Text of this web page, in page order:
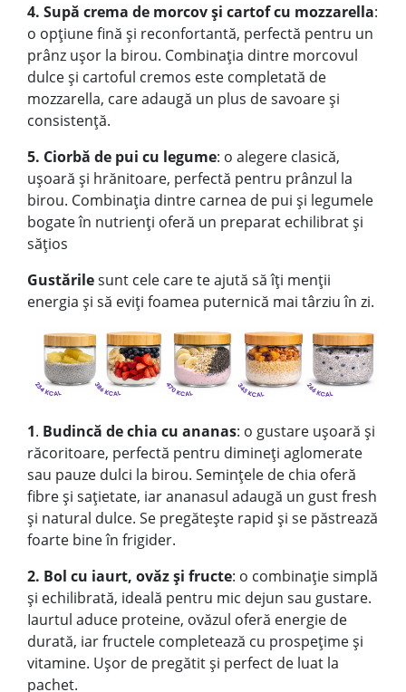
4. Supă crema de morcov și cartof cu mozzarella:
o opțiune fină și reconfortantă, perfectă pentru un
prânz ușor la birou. Combinația dintre morcovul
dulce și cartoful cremos este completată de
mozzarella, care adaugă un plus de savoare și
consistență.
5. Ciorbă de pui cu legume: o alegere clasică,
ușoară și hrănitoare, perfectă pentru prânzul la
birou. Combinația dintre carnea de pui și legumele
bogate în nutrienți oferă un preparat echilibrat și
sățios
Gustărilesunt cele care te ajută să îți menții
energia și să eviți foamea puternică mai târziu în zi.
1. Budincă de chia cu ananas: o gustare ușoară și
răcoritoare, perfectă pentru dimineți aglomerate
sau pauze dulci la birou. Semințele de chia oferă
fibre și sațietate, iar ananasul adaugă un gust fresh
și natural dulce. Se pregătește rapid și se păstrează
foarte bine în frigider.
2. Bol cu iaurt, ovăz și fructe: o combinație simplă
și echilibrată, ideală pentru mic dejun sau gustare.
Iaurtul aduce proteine, ovăzul oferă energie de
durată, iar fructele completează cu prospețime și
vitamine. Ușor de pregătit și perfect de luat la
pachet.